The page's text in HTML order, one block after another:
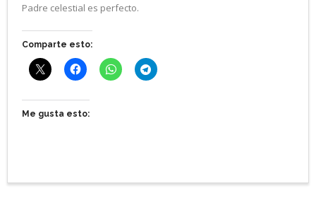
Padre celestial es perfecto.
Comparte esto:
Me gusta esto: